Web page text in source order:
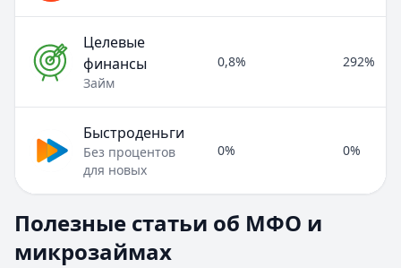
Целевые
финансы
Займ
0,8% 292%
Быстроденьги
Без процентов
для новых
0% 0%
Раздел:МФО и микрозаймы. Всего статей: 8.
Займ под расписку
Полезные статьи об МФО и
микрозаймах